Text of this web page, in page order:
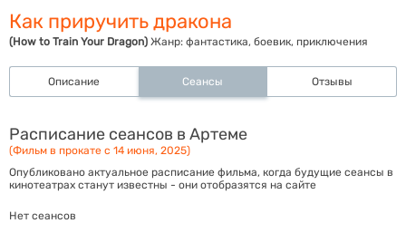
Как приручить дракона
(How to Train Your Dragon) Жанр: фантастика, боевик, приключения
Описание Сеансы Отзывы
Расписание сеансов в Артеме
(Фильм в прокате с 14 июня, 2025)
Опубликовано актуальное расписание фильма, когда будущие сеансы в
кинотеатрах станут известны - они отобразятся на сайте
Нет сеансов